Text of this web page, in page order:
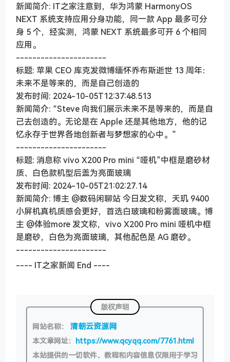
新闻简介: IT之家注意到，华为鸿蒙 HarmonyOS
NEXT 系统支持应用分身功能，同一款 App 最多可分
身 5 个，经实测，鸿蒙 NEXT 系统最多可开 6 个相同
应用。
----------------------
标题: 苹果 CEO 库克发微博缅怀乔布斯逝世 13 周年：
未来不是等来的，而是自己创造的
发布时间: 2024-10-05T12:37:48.513
新闻简介: “Steve 向我们展示未来不是等来的，而是自
己去创造的。无论是在 Apple 还是其他地方，他的记
忆永存于世界各地创新者与梦想家的心中。”
----------------------
标题: 消息称 vivo X200 Pro mini “哑机”中框是磨砂材
质、白色款机型后盖为亮面玻璃
发布时间: 2024-10-05T21:02:27.14
新闻简介: 博主 @数码闲聊站 今日发文称，天玑 9400
小屏机真机质感会更好，首选白玻璃和粉雾面玻璃。博
主 @体验more 发文称，vivo X200 Pro mini 哑机中框
是磨砂，白色为亮面玻璃，其他配色是 AG 磨砂。
----------------------
---- IT之家新闻 End ----
版权声明
网站名称： 清朝云资源网
本文章网址： https://www.qcyqq.com/7761.html
本站提供的一切软件、教程和内容信息仅限用于学习